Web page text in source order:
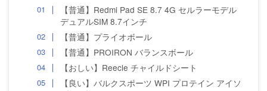
【普通】Redmi Pad SE 8.7 4G セルラーモデル
デュアルSIM 8.7インチ
【普通】プライオボール
【普通】PROIRON バランスボール
【おしい】Reecle チャイルドシート
【良い】バルクスポーツ WPI プロテイン アイソ